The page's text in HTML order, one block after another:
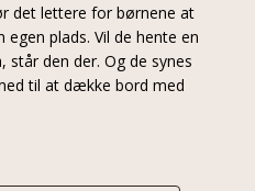
det lettere for børnene at
plads. Vil de hente en
står den der. Og de synes
til at dække bord med